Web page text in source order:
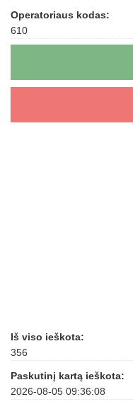
Operatoriaus kodas:
610
Iš viso ieškota:
356
Paskutinį kartą ieškota:
2026-08-05 09:36:08